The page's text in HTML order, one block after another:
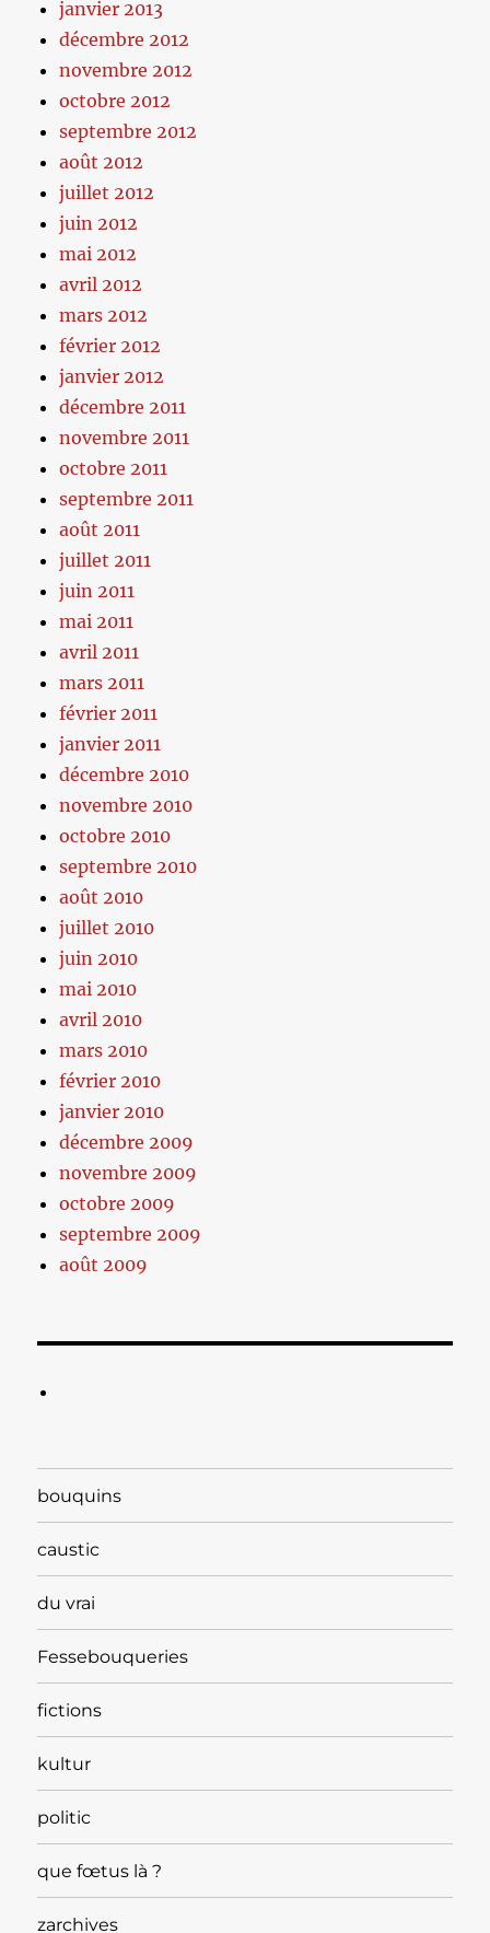
janvier 2013
décembre 2012
novembre 2012
octobre 2012
septembre 2012
août 2012
juillet 2012
juin 2012
mai 2012
avril 2012
mars 2012
février 2012
janvier 2012
décembre 2011
novembre 2011
octobre 2011
septembre 2011
août 2011
juillet 2011
juin 2011
mai 2011
avril 2011
mars 2011
février 2011
janvier 2011
décembre 2010
novembre 2010
octobre 2010
septembre 2010
août 2010
juillet 2010
juin 2010
mai 2010
avril 2010
mars 2010
février 2010
janvier 2010
décembre 2009
novembre 2009
octobre 2009
septembre 2009
août 2009
bouquins
caustic
du vrai
Fessebouqueries
fictions
kultur
politic
que fœtus là ?
zarchives